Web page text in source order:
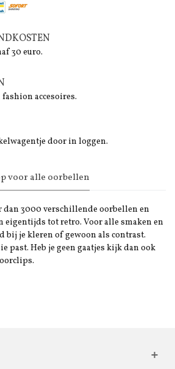
30 euro.
accesoires.
door in loggen.
voor alle oorbellen
dan 3000 verschillende oorbellen en
eigentijds tot retro. Voor alle smaken en
bij je kleren of gewoon als contrast.
past. Heb je geen gaatjes kijk dan ook